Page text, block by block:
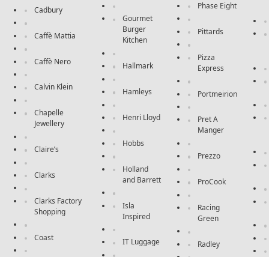
Cadbury
Caffè Mattia
Caffè Nero
Calvin Klein
Chapelle
Jewellery
Claire’s
Clarks
Clarks Factory
Shopping
Coast
Gourmet
Burger
Kitchen
Hallmark
Hamleys
Henri Lloyd
Hobbs
Holland
and Barrett
Isla
Inspired
IT Luggage
Phase Eight
Pittards
Pizza
Express
Portmeirion
Pret A
Manger
Prezzo
ProCook
Racing
Green
Radley